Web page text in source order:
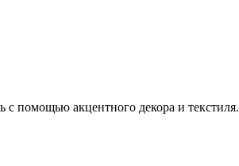
с помощью акцентного декора и текстиля.